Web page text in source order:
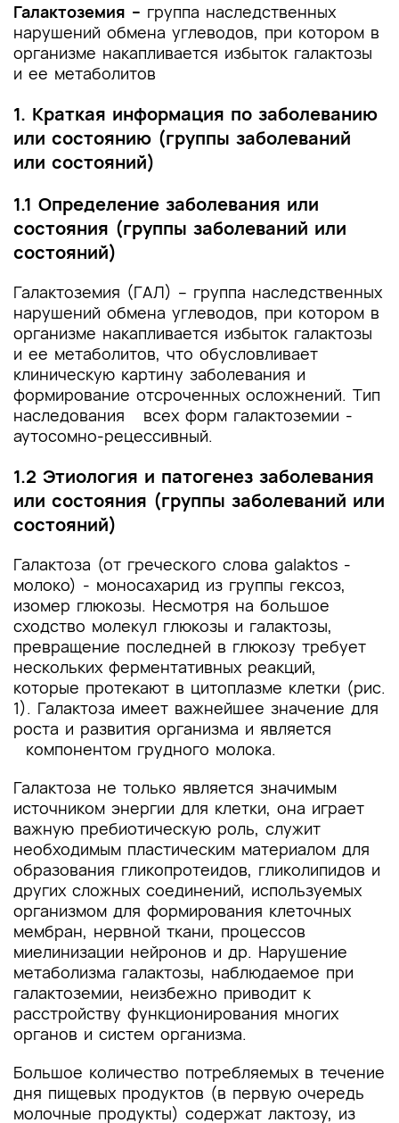
Галактоземия – группа наследственных
нарушений обмена углеводов, при котором в
организме накапливается избыток галактозы
и ее метаболитов
1. Краткая информация по заболеванию
или состоянию (группы заболеваний
или состояний)
1.1 Определение заболевания или
состояния (группы заболеваний или
состояний)
Галактоземия (ГАЛ) – группа наследственных
нарушений обмена углеводов, при котором в
организме накапливается избыток галактозы
и ее метаболитов, что обусловливает
клиническую картину заболевания и
формирование отсроченных осложнений. Тип
наследования всех форм галактоземии -
аутосомно-рецессивный.
1.2 Этиология и патогенез заболевания
или состояния (группы заболеваний или
состояний)
Галактоза (от греческого слова galaktos -
молоко) - моносахарид из группы гексоз,
изомер глюкозы. Несмотря на большое
сходство молекул глюкозы и галактозы,
превращение последней в глюкозу требует
нескольких ферментативных реакций,
которые протекают в цитоплазме клетки (рис.
1). Галактоза имеет важнейшее значение для
роста и развития организма и является
компонентом грудного молока.
Галактоза не только является значимым
источником энергии для клетки, она играет
важную пребиотическую роль, служит
необходимым пластическим материалом для
образования гликопротеидов, гликолипидов и
других сложных соединений, используемых
организмом для формирования клеточных
мембран, нервной ткани, процессов
миелинизации нейронов и др. Нарушение
метаболизма галактозы, наблюдаемое при
галактоземии, неизбежно приводит к
расстройству функционирования многих
органов и систем организма.
Большое количество потребляемых в течение
дня пищевых продуктов (в первую очередь
молочные продукты) содержат лактозу, из